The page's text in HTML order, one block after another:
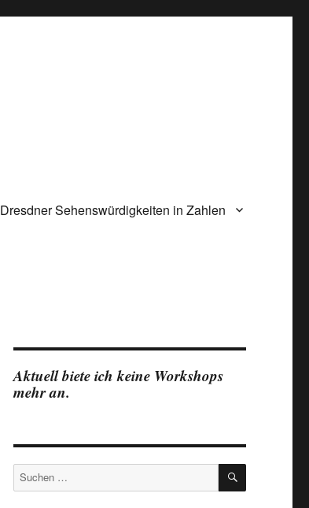
Dresdner Sehenswürdigkeiten in Zahlen
Aktuell biete ich keine Workshops
mehr an.
Suchen
nach:
SUCHEN